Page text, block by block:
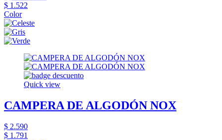
$ 1.522
Color
Quick view
CAMPERA DE ALGODÓN NOX
$ 2.590
$ 1.791